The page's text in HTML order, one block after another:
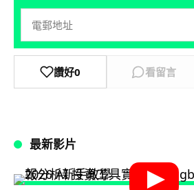
讚好0 看留言
最新影片